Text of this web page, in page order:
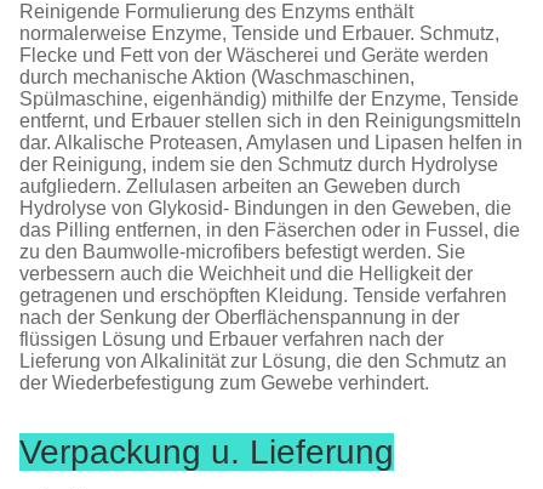
Reinigende Formulierung des Enzyms enthält
normalerweise Enzyme, Tenside und Erbauer. Schmutz,
Flecke und Fett von der Wäscherei und Geräte werden
durch mechanische Aktion (Waschmaschinen,
Spülmaschine, eigenhändig) mithilfe der Enzyme, Tenside
entfernt, und Erbauer stellen sich in den Reinigungsmitteln
dar. Alkalische Proteasen, Amylasen und Lipasen helfen in
der Reinigung, indem sie den Schmutz durch Hydrolyse
aufgliedern. Zellulasen arbeiten an Geweben durch
Hydrolyse von Glykosid- Bindungen in den Geweben, die
das Pilling entfernen, in den Fäserchen oder in Fussel, die
zu den Baumwolle-microfibers befestigt werden. Sie
verbessern auch die Weichheit und die Helligkeit der
getragenen und erschöpften Kleidung. Tenside verfahren
nach der Senkung der Oberflächenspannung in der
flüssigen Lösung und Erbauer verfahren nach der
Lieferung von Alkalinität zur Lösung, die den Schmutz an
der Wiederbefestigung zum Gewebe verhindert.
Verpackung u. Lieferung